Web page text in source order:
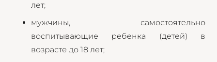
лет;
мужчины, самостоятельно
воспитывающие ребенка (детей) в
возрасте до 18 лет;